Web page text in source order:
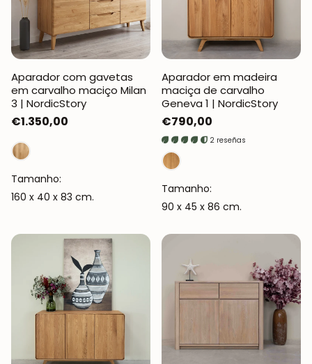
Aparador com gavetas
em carvalho maciço Milan
3 | NordicStory
Preço
normal
€1.350,00
Tamanho:
160 x 40 x 83 cm.
Aparador em madeira
maciça de carvalho
Geneva 1 | NordicStory
Preço
normal
€790,00
2 reseñas
Tamanho:
90 x 45 x 86 cm.